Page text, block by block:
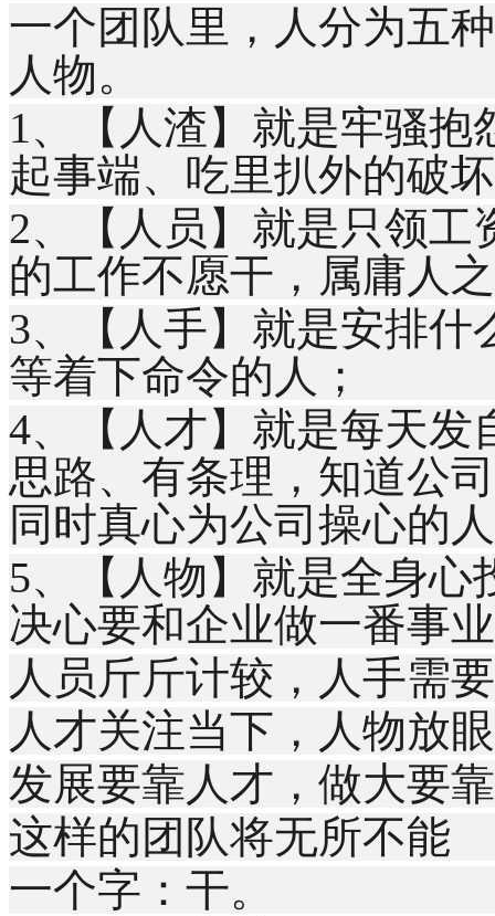
一个团队里，人分为五
人物。
1、【人渣】就是牢骚
起事端、吃里扒外的破
2、【人员】就是只领
的工作不愿干，属庸人
3、【人手】就是安排
等着下命令的人；
4、【人才】就是每天发
思路、有条理，知道公
同时真心为公司操心的
5、【人物】就是全身
决心要和企业做一番事
人员斤斤计较，人手需
人才关注当下，人物放
发展要靠人才，做大要
这样的团队将无所不能
一个字：干。